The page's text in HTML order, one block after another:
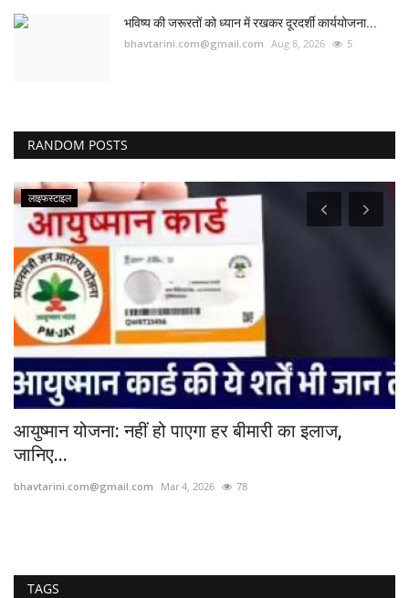
भविष्य की जरूरतों को ध्यान में रखकर दूरदर्शी कार्ययोजना...
bhavtarini.com@gmail.com Aug 8, 2026 5
RANDOM POSTS
लाइफस्टाइल
आयुष्मान योजना: नहीं हो पाएगा हर बीमारी का इलाज,
जानिए...
bhavtarini.com@gmail.com Mar 4, 2026 78
TAGS